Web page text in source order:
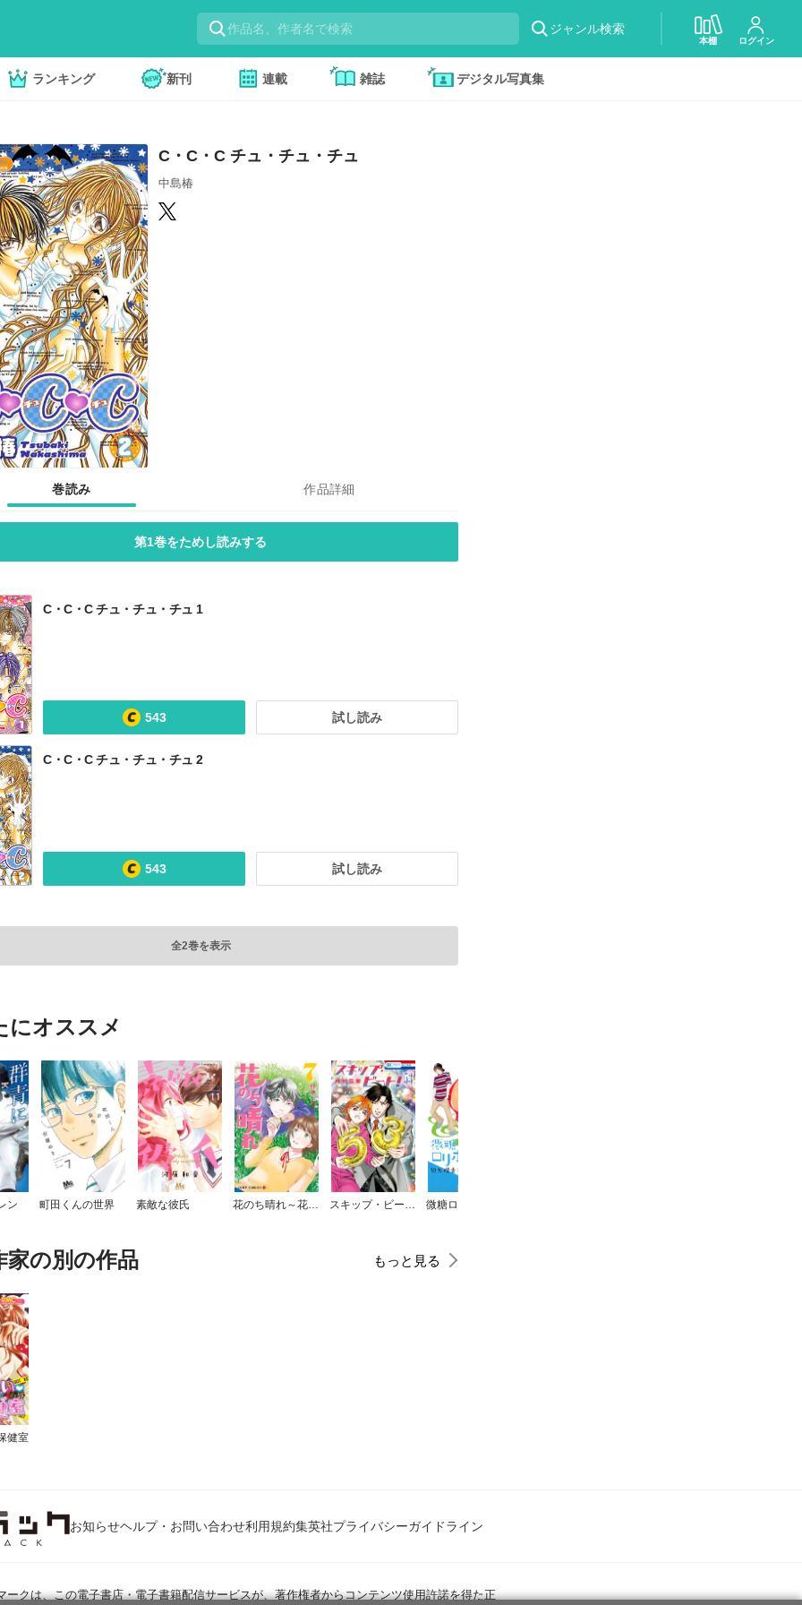
ジャンル検索
本棚 ログイン
ランキング 新刊 連載 雑誌 デジタル写真集
C・C・C チュ・チュ・チュ
中島椿
巻読み 作品詳細
第1巻をためし読みする
C・C・C チュ・チュ・チュ 1
543 試し読み
C・C・C チュ・チュ・チュ 2
543 試し読み
全2巻を表示
にオススメ
ン 町田くんの世界 素敵な彼氏 花のち晴れ～花男 Next Season～ スキップ・ビート！ 微糖ロリポップ
家の別の作品 もっと見る
健室
お知らせヘルプ・お問い合わせ利用規約集英社プライバシーガイドライン
ークは、この電子書店・電子書籍配信サービスが、著作権者からコンテンツ使用許諾を得た正